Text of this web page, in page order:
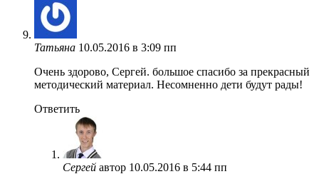
Татьяна 10.05.2016 в 3:09 пп
Очень здорово, Сергей. большое спасибо за прекрасный
методический материал. Несомненно дети будут рады!
Ответить
Сергей автор 10.05.2016 в 5:44 пп